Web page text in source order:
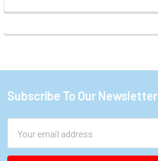
Footer
Subscribe To Our Newsletter
Address